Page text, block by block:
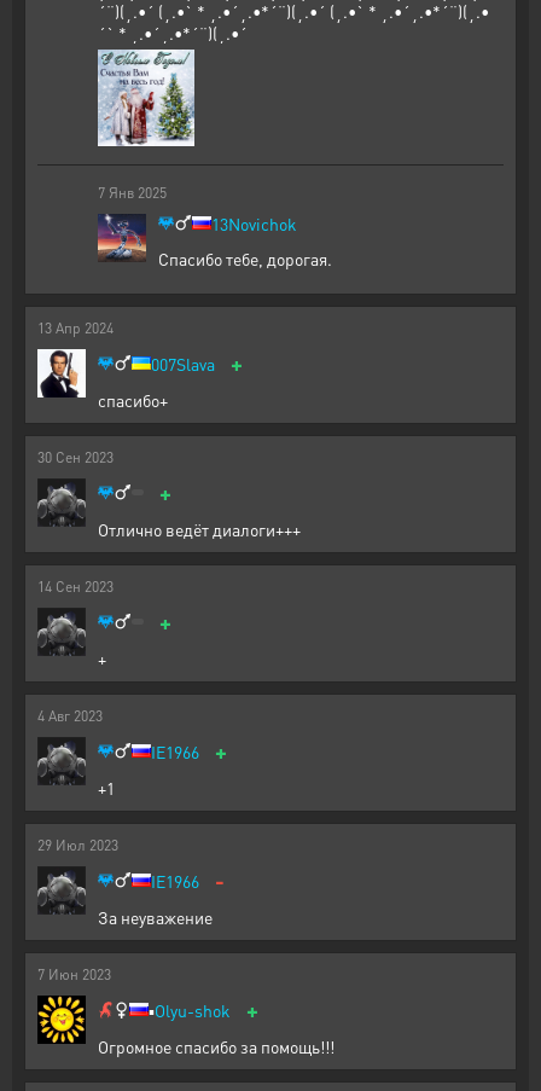
´¨)(¸.•´ (¸.•` * ¸.•´¸.•*´¨)(¸.•´ (¸.•` * ¸.•´¸.•*´¨)(¸.•
´` * ¸.•´¸.•*´¨)(¸.•´
7 Янв 2025
13Novichok
Спасибо тебе, дорогая.
13 Апр 2024
007Slava +
спасибо+
30 Сен 2023
+
Отлично ведёт диалоги+++
14 Сен 2023
+
+
4 Авг 2023
IE1966 +
+1
29 Июл 2023
IE1966 -
За неуважение
7 Июн 2023
▪️Olyu-shok +
Огромное спасибо за помощь!!!